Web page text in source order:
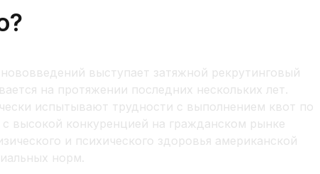
выступает затяжной рекрутинговый
на протяжении последних нескольких лет.
испытывают трудности с выполнением квот по
высокой конкуренцией на гражданском рынке
и психического здоровья американской
норм.